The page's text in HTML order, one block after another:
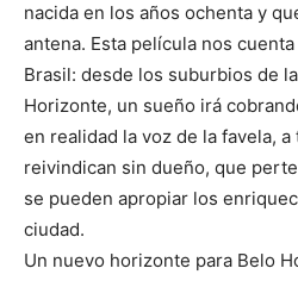
nacida en los años ochenta y
antena. Esta película nos
Brasil: desde los suburbios de
Horizonte, un sueño irá
en realidad la voz de la favela,
reivindican sin dueño, que
se pueden apropiar los
ciudad.
Un nuevo horizonte para Belo